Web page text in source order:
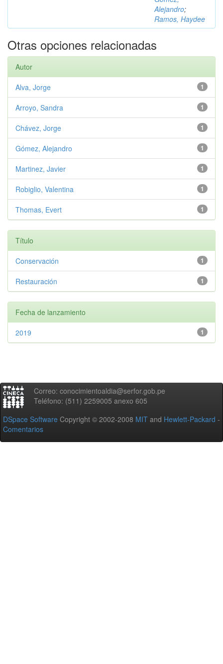
Alejandro;
Ramos, Haydee
Otras opciones relacionadas
Autor
1
Alva, Jorge
1
Arroyo, Sandra
1
Chávez, Jorge
1
Gómez, Alejandro
1
Martinez, Javier
1
Robiglio, Valentina
1
Thomas, Evert
Título
1
Conservación
1
Restauración
Fecha de lanzamiento
1
2019
Correo: conocimientoaldia@serfor.gob.pe
Teléfono: (511) 2259005 anexo 605
DSpace Software Copyright © 2002-2008 MIT and Hewlett-Packard -
Comentarios